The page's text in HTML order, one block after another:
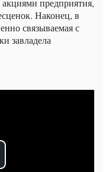
Наконец, в
связываемая с
завладела